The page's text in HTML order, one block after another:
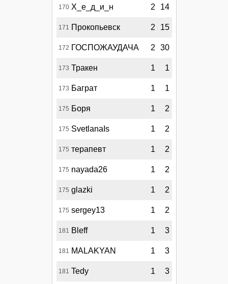
170 Х_е_д_и_н 2 14
171 Прокопьевск 2 15
172 ГОСПОЖАУДАЧА 2 30
173 Тракен 1 1
173 Баграт 1 1
175 Боря 1 2
175 SvetlanaIs 1 2
175 терапевт 1 2
175 nayada26 1 2
175 glazki 1 2
175 sergey13 1 2
181 Bleff 1 3
181 MALAKYAN 1 3
181 Tedy 1 3